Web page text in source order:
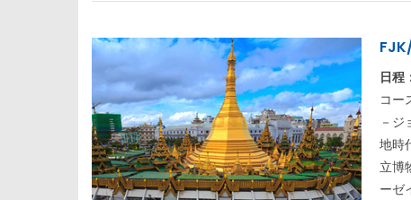
日程
コー
－
地時
立博
ーゼ